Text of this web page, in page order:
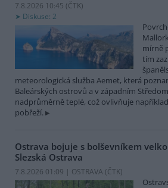
7.8.2026 10:45 (ČTK)
Diskuse: 2
mírně
tím
meteorologická služba Aemet, která
Baleárských ostrovů a v západním
nadprůměrně teplé, což ovlivňuje
pobřeží.
Ostrava bojuje s bolševníkem
Slezská Ostrava
7.8.2026 01:09 | OSTRAVA (ČTK)